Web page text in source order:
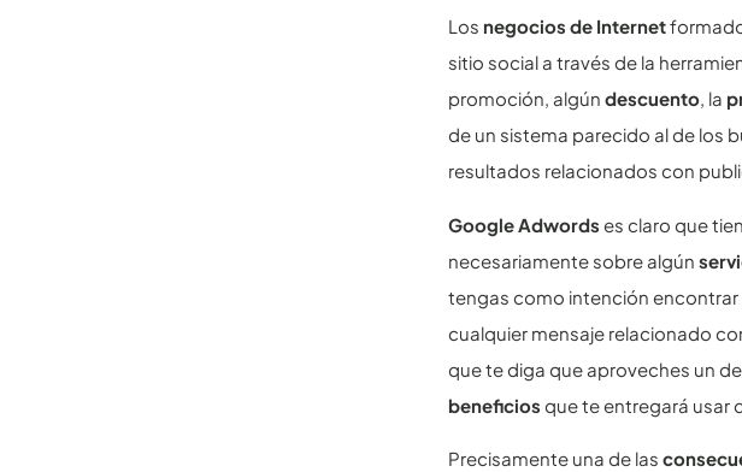
Los negocios de Internet
sitio social a través de la
promoción, algúndescuento, la
de un sistema parecido al de los
resultados relacionados con
Google Adwords es claro que
necesariamente sobre algún
tengas como intención
cualquier mensaje relacionado
que te diga que aproveches un
beneficiosque te entregará usar
Precisamente una de las